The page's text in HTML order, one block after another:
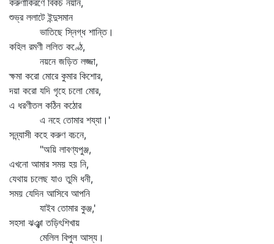
করুণাকিরণে বিকচ নয়ান,
শুভ্র ললাটে ইন্দুসমান
ভাতিছে স্নিগ্ধ শান্তি।
কহিল রমণী ললিত কণ্ঠে,
নয়নে জড়িত লজ্জা,
ক্ষমা করো মোরে কুমার কিশোর,
দয়া করো যদি গৃহে চলো মোর,
এ ধরণীতল কঠিন কঠোর
এ নহে তোমার শয্যা।'
সন্ন্যাসী কহে করুণ বচনে,
"অয়ি লাবণ্যপুঞ্জ,
এখনো আমার সময় হয় নি,
যেথায় চলেছ যাও তুমি ধনী,
সময় যেদিন আসিবে আপনি
যাইব তোমার কুঞ্জ,'
সহসা ঝঞ্ঝা তড়িৎশিখায়
মেলিল বিপুল আস্য।